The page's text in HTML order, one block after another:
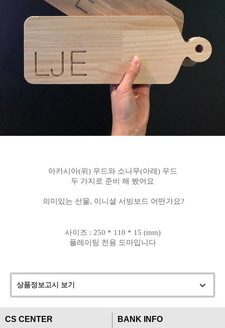
아카시아(위) 우드와 소나무(아래) 우드
두 가지로 준비 해 봤어요
의미있는 선물, 이니셜 서빙보드 어떤가요?
사이즈 : 250 * 110 * 15 (mm)
플레이팅 전용 도마입니다
상품정보고시 보기
CS CENTER BANK INFO